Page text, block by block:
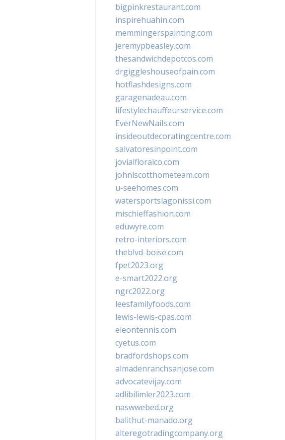
bigpinkrestaurant.com
inspirehuahin.com
memmingerspainting.com
jeremypbeasley.com
thesandwichdepotcos.com
drgiggleshouseofpain.com
hotflashdesigns.com
garagenadeau.com
lifestylechauffeurservice.com
EverNewNails.com
insideoutdecoratingcentre.com
salvatoresinpoint.com
jovialfloralco.com
johnlscotthometeam.com
u-seehomes.com
watersportslagonissi.com
mischieffashion.com
eduwyre.com
retro-interiors.com
theblvd-boise.com
fpet2023.org
e-smart2022.org
ngrc2022.org
leesfamilyfoods.com
lewis-lewis-cpas.com
eleontennis.com
cyetus.com
bradfordshops.com
almadenranchsanjose.com
advocatevijay.com
adlibilimler2023.com
naswwebed.org
balithut-manado.org
alteregotradingcompany.org